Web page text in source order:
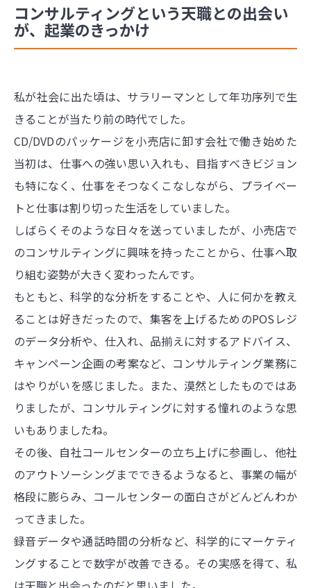
コンサルティングという天職との出会い
が、起業のきっかけ
私が社会に出た頃は、サラリーマンとして年功序列で生
きることが当たり前の時代でした。
CD/DVDのパッケージを小売店に卸す会社で働き始めた
当初は、仕事への強い思い入れも、目指すべきビジョン
も特になく、仕事をそつなくこなしながら、プライベー
トと仕事は割り切った生活をしていました。
しばらくそのような日々を送っていましたが、小売店で
のコンサルティングに興味を持ったことから、仕事へ取
り組む姿勢が大きく変わったんです。
もともと、科学的な分析をすることや、人に何かを教え
ることは好きだったので、集客を上げるためのPOSレジ
のデータ分析や、仕入れ、品揃えに対するアドバイス、
キャンペーン企画の考案など、コンサルティング業務に
はやりがいを感じました。また、漠然としたものではあ
りましたが、コンサルティングに対する憧れのような思
いもありましたね。
その後、自社コールセンターの立ち上げに参画し、他社
のアウトソーシングまでできるようなると、事業の幅が
格段に膨らみ、コールセンターの面白さがどんどんわか
ってきました。
録音データや通話時間の分析など、科学的にマーケティ
ングすることで数字が改善できる。その実感を得て、私